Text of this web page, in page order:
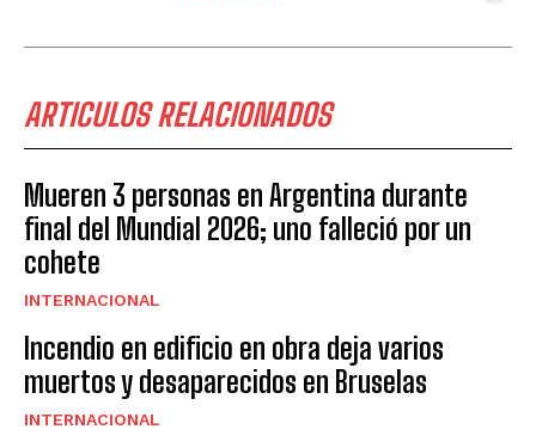
ARTICULOS RELACIONADOS
Mueren 3 personas en Argentina durante
final del Mundial 2026; uno falleció por un
cohete
INTERNACIONAL
Incendio en edificio en obra deja varios
muertos y desaparecidos en Bruselas
INTERNACIONAL